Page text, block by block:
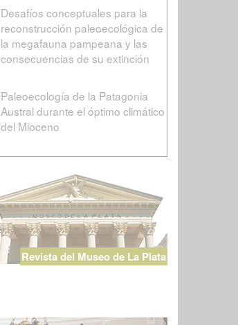
Desafíos conceptuales para la
reconstrucción paleoecológica de
la megafauna pampeana y las
consecuencias de su extinción
Paleoecología de la Patagonia
Austral durante el óptimo climático
del Mioceno
Revista del Museo de La Plata